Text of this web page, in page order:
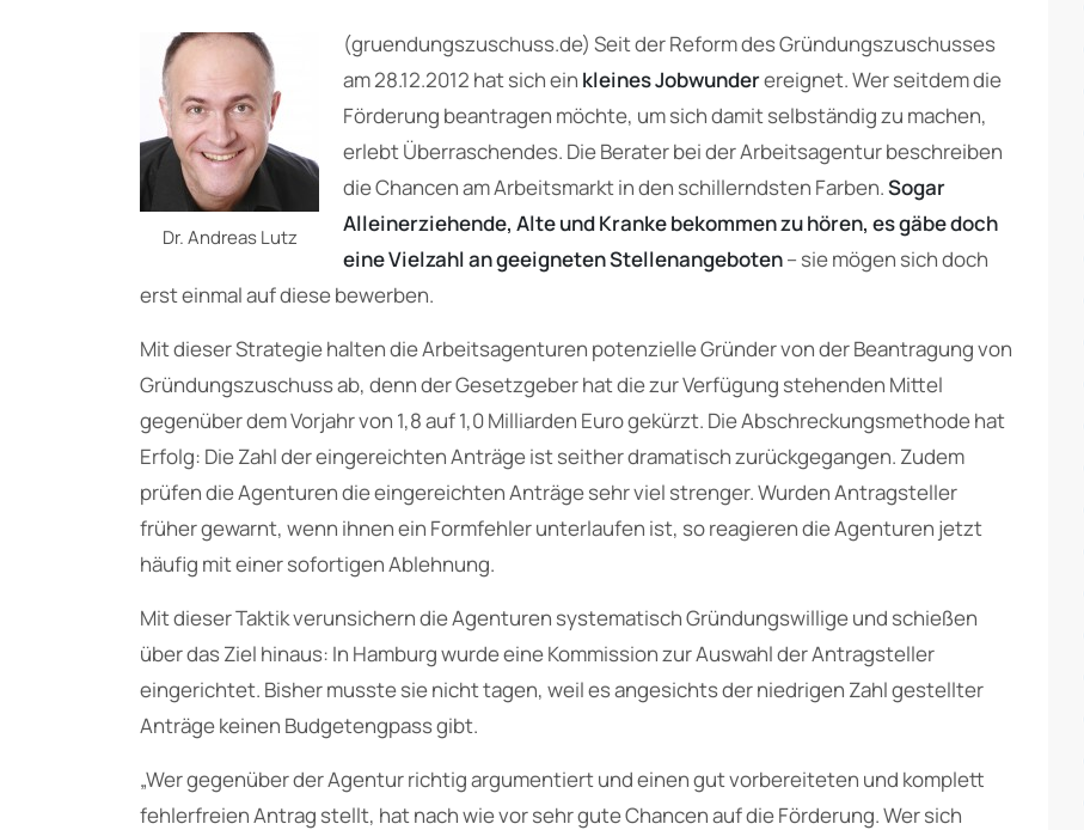
Dr. Andreas Lutz
(gruendungszuschuss.de) Seit der Reform des Gründungszuschusses
am 28.12.2012 hat sich ein kleines Jobwunderereignet. Wer seitdem die
Förderung beantragen möchte, um sich damit selbständig zu machen,
erlebt Überraschendes. Die Berater bei der Arbeitsagentur beschreiben
die Chancen am Arbeitsmarkt in den schillerndsten Farben.Sogar
Alleinerziehende, Alte und Kranke bekommen zu hören, es gäbe doch
eine Vielzahl an geeigneten Stellenangeboten– sie mögen sich doch
erst einmal auf diese bewerben.
Mit dieser Strategie halten die Arbeitsagenturen potenzielle Gründer von der Beantragung von
Gründungszuschuss ab, denn der Gesetzgeber hat die zur Verfügung stehenden Mittel
gegenüber dem Vorjahr von 1,8 auf 1,0 Milliarden Euro gekürzt. Die Abschreckungsmethode hat
Erfolg: Die Zahl der eingereichten Anträge ist seither dramatisch zurückgegangen. Zudem
prüfen die Agenturen die eingereichten Anträge sehr viel strenger. Wurden Antragsteller
früher gewarnt, wenn ihnen ein Formfehler unterlaufen ist, so reagieren die Agenturen jetzt
häufig mit einer sofortigen Ablehnung.
Mit dieser Taktik verunsichern die Agenturen systematisch Gründungswillige und schießen
über das Ziel hinaus: In Hamburg wurde eine Kommission zur Auswahl der Antragsteller
eingerichtet. Bisher musste sie nicht tagen, weil es angesichts der niedrigen Zahl gestellter
Anträge keinen Budgetengpass gibt.
„Wer gegenüber der Agentur richtig argumentiert und einen gut vorbereiteten und komplett
fehlerfreien Antrag stellt, hat nach wie vor sehr gute Chancen auf die Förderung. Wer sich